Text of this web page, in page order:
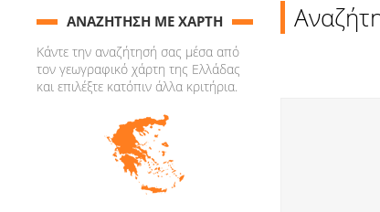
ΑΝΑΖΗΤΗΣΗ ΜΕ ΧΑΡΤΗ
Κάντε την αναζήτησή σας μέσα από
τον γεωγραφικό χάρτη της Ελλάδας
και επιλέξτε κατόπιν άλλα κριτήρια.